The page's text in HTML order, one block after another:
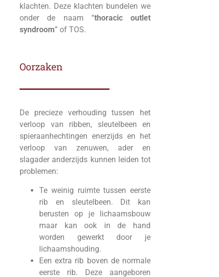
klachten. Deze klachten bundelen we
onder de naam “thoracic outlet
syndroom” of TOS.
Oorzaken
De precieze verhouding tussen het
verloop van ribben, sleutelbeen en
spieraanhechtingen enerzijds en het
verloop van zenuwen, ader en
slagader anderzijds kunnen leiden tot
problemen:
Te weinig ruimte tussen eerste
rib en sleutelbeen. Dit kan
berusten op je lichaamsbouw
maar kan ook in de hand
worden gewerkt door je
lichaamshouding.
Een extra rib boven de normale
eerste rib. Deze aangeboren